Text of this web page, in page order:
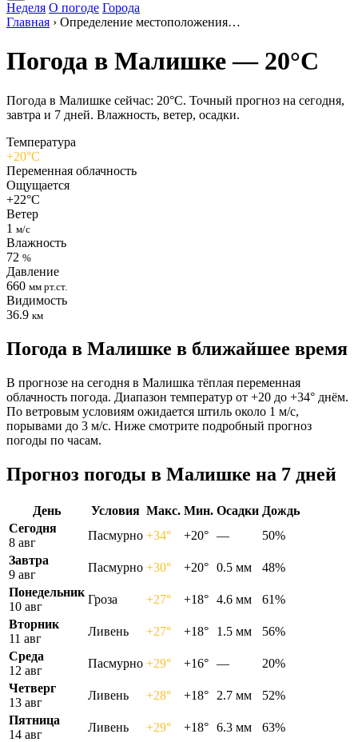
Неделя О погоде Города
Главная › Определение местоположения…
Погода в Малишке — 20°C
Погода в Малишке сейчас: 20°C. Точный прогноз на сегодня,
завтра и 7 дней. Влажность, ветер, осадки.
Температура
+20°C
Переменная облачность
Ощущается
+22°C
Ветер
1 м/с
Влажность
72 %
Давление
660 мм рт.ст.
Видимость
36.9 км
Погода в Малишке в ближайшее время
В прогнозе на сегодня в Малишка тёплая переменная
облачность погода. Диапазон температур от +20 до +34° днём.
По ветровым условиям ожидается штиль около 1 м/с,
порывами до 3 м/с. Ниже смотрите подробный прогноз
погоды по часам.
Прогноз погоды в Малишке на 7 дней
День Условия Макс. Мин. Осадки Дождь
Сегодня
8 авг
Пасмурно +34° +20° —
50%
Завтра
9 авг
Пасмурно +30° +20° 0.5 мм
48%
Понедельник
10 авг
Гроза +27° +18° 4.6 мм
61%
Вторник
11 авг
Ливень +27° +18° 1.5 мм
56%
Среда
12 авг
Пасмурно +29° +16° —
20%
Четверг
13 авг
Ливень +28° +18° 2.7 мм
52%
Пятница
14 авг
Ливень +29° +18° 6.3 мм 63%